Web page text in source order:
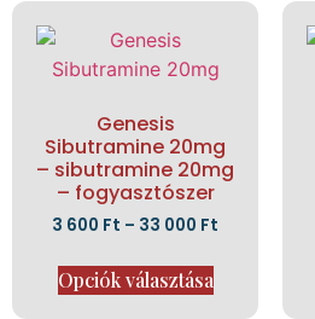
Genesis
Sibutramine 20mg
– sibutramine 20mg
– fogyasztószer
3 600 Ft – 33 000 Ft
Opciók választása